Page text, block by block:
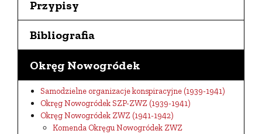
Przypisy
Bibliografia
Okręg Nowogródek
Samodzielne organizacje konspiracyjne (1939-1941)
Okręg Nowogródek SZP-ZWZ (1939-1941)
Okręg Nowogródek ZWZ (1941-1942)
Komenda Okręgu Nowogródek ZWZ